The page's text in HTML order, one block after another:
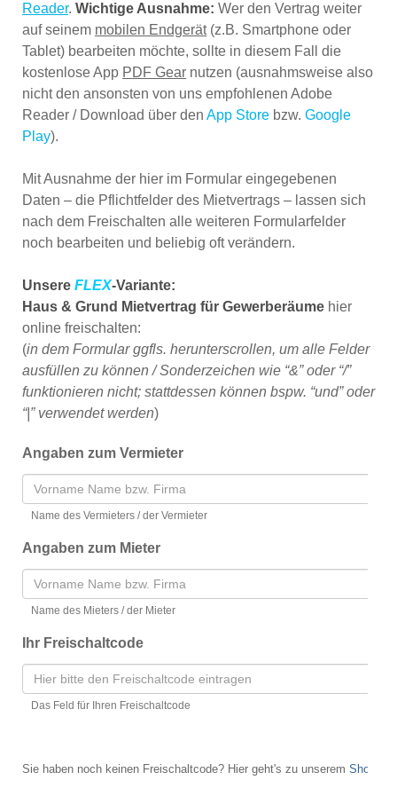
Reader. Wichtige Ausnahme: Wer den Vertrag weiter
auf seinem mobilen Endgerät(z.B. Smartphone oder
Tablet) bearbeiten möchte, sollte in diesem Fall die
kostenlose App PDF Gear nutzen (ausnahmsweise also
nicht den ansonsten von uns empfohlenen Adobe
Reader / Download über den App Store bzw. Google
Play).
Mit Ausnahme der hier im Formular eingegebenen
Daten – die Pflichtfelder des Mietvertrags – lassen sich
nach dem Freischalten alle weiteren Formularfelder
noch bearbeiten und beliebig oft verändern.
Unsere FLEX-Variante:
Haus & Grund Mietvertrag für Gewerberäume hier
online freischalten:
(in dem Formular ggfls. herunterscrollen, um alle Felder
ausfüllen zu können / Sonderzeichen wie “&” oder “/”
funktionieren nicht; stattdessen können bspw. “und” oder
“|” verwendet werden)